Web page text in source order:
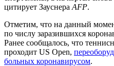
цитирует Зауснера AFP.
Отметим, что на данный
по числу заразившихся
Ранее сообщалось, что
проходит US Open,
больных коронавирусом.